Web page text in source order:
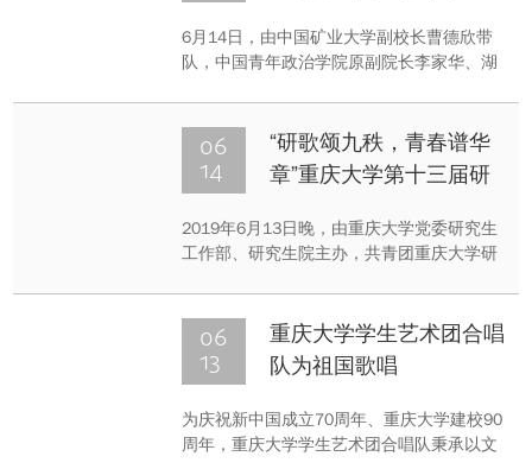
6月14日，由中国矿业大学副校长曹德欣带
队，中国青年政治学院原副院长李家华、湖
育部全国高校创新创业总结宣传工作专家第
2调研组（简称“专家组”）到我校调研创新创
业工作。
06
14
“研歌颂九秩，青春谱华
章”重庆大学第十三届研
幕
2019年6月13日晚，由重庆大学党委研究生
工作部、研究生院主办，共青团重庆大学研
章”重庆大学第十三届研究生歌手大赛决赛在
B区科学会堂顺利举行。
06
13
重庆大学学生艺术团合唱
队为祖国歌唱
为庆祝新中国成立70周年、重庆大学建校90
周年，重庆大学学生艺术团合唱队秉承以文